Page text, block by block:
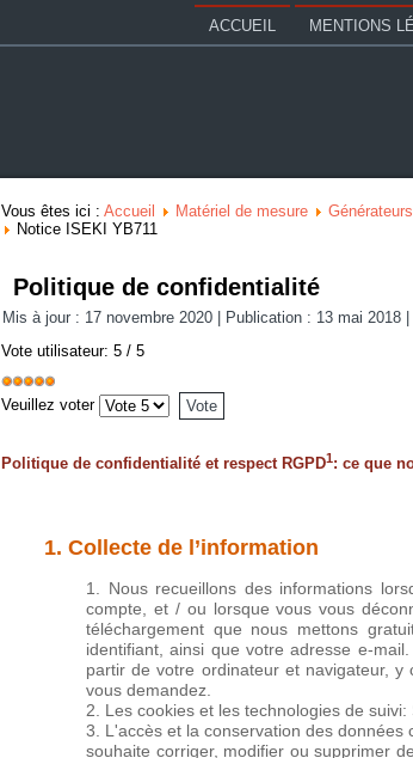
ACCUEIL
MENTIONS
Vous êtes ici : Accueil Matériel de mesure
Notice ISEKI YB711
Politique de confidentialité
Mis à jour : 17 novembre 2020 Publication : 13 mai 2018
Vote utilisateur: 5 / 5
Veuillez voter
Politique de confidentialité et respect RGPD1: ce que
1. Collecte de l’information
Nous recueillons des informations
compte, et / ou lorsque vous vous
téléchargement que nous mettons
identifiant, ainsi que votre adresse e-
partir de votre ordinateur et navigateur,
vous demandez.
Les cookies et les technologies de
L'accès et la conservation des
souhaite corriger, modifier ou supprimer